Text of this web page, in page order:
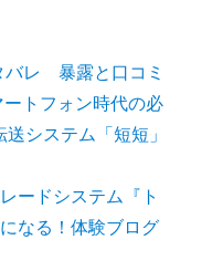
レ 暴露と口コミ
トフォン時代の必
システム「短短」
ードシステム『ト
なる！体験ブログ